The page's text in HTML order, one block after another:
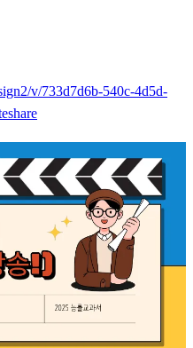
v/733d7d6b-540c-4d5d-